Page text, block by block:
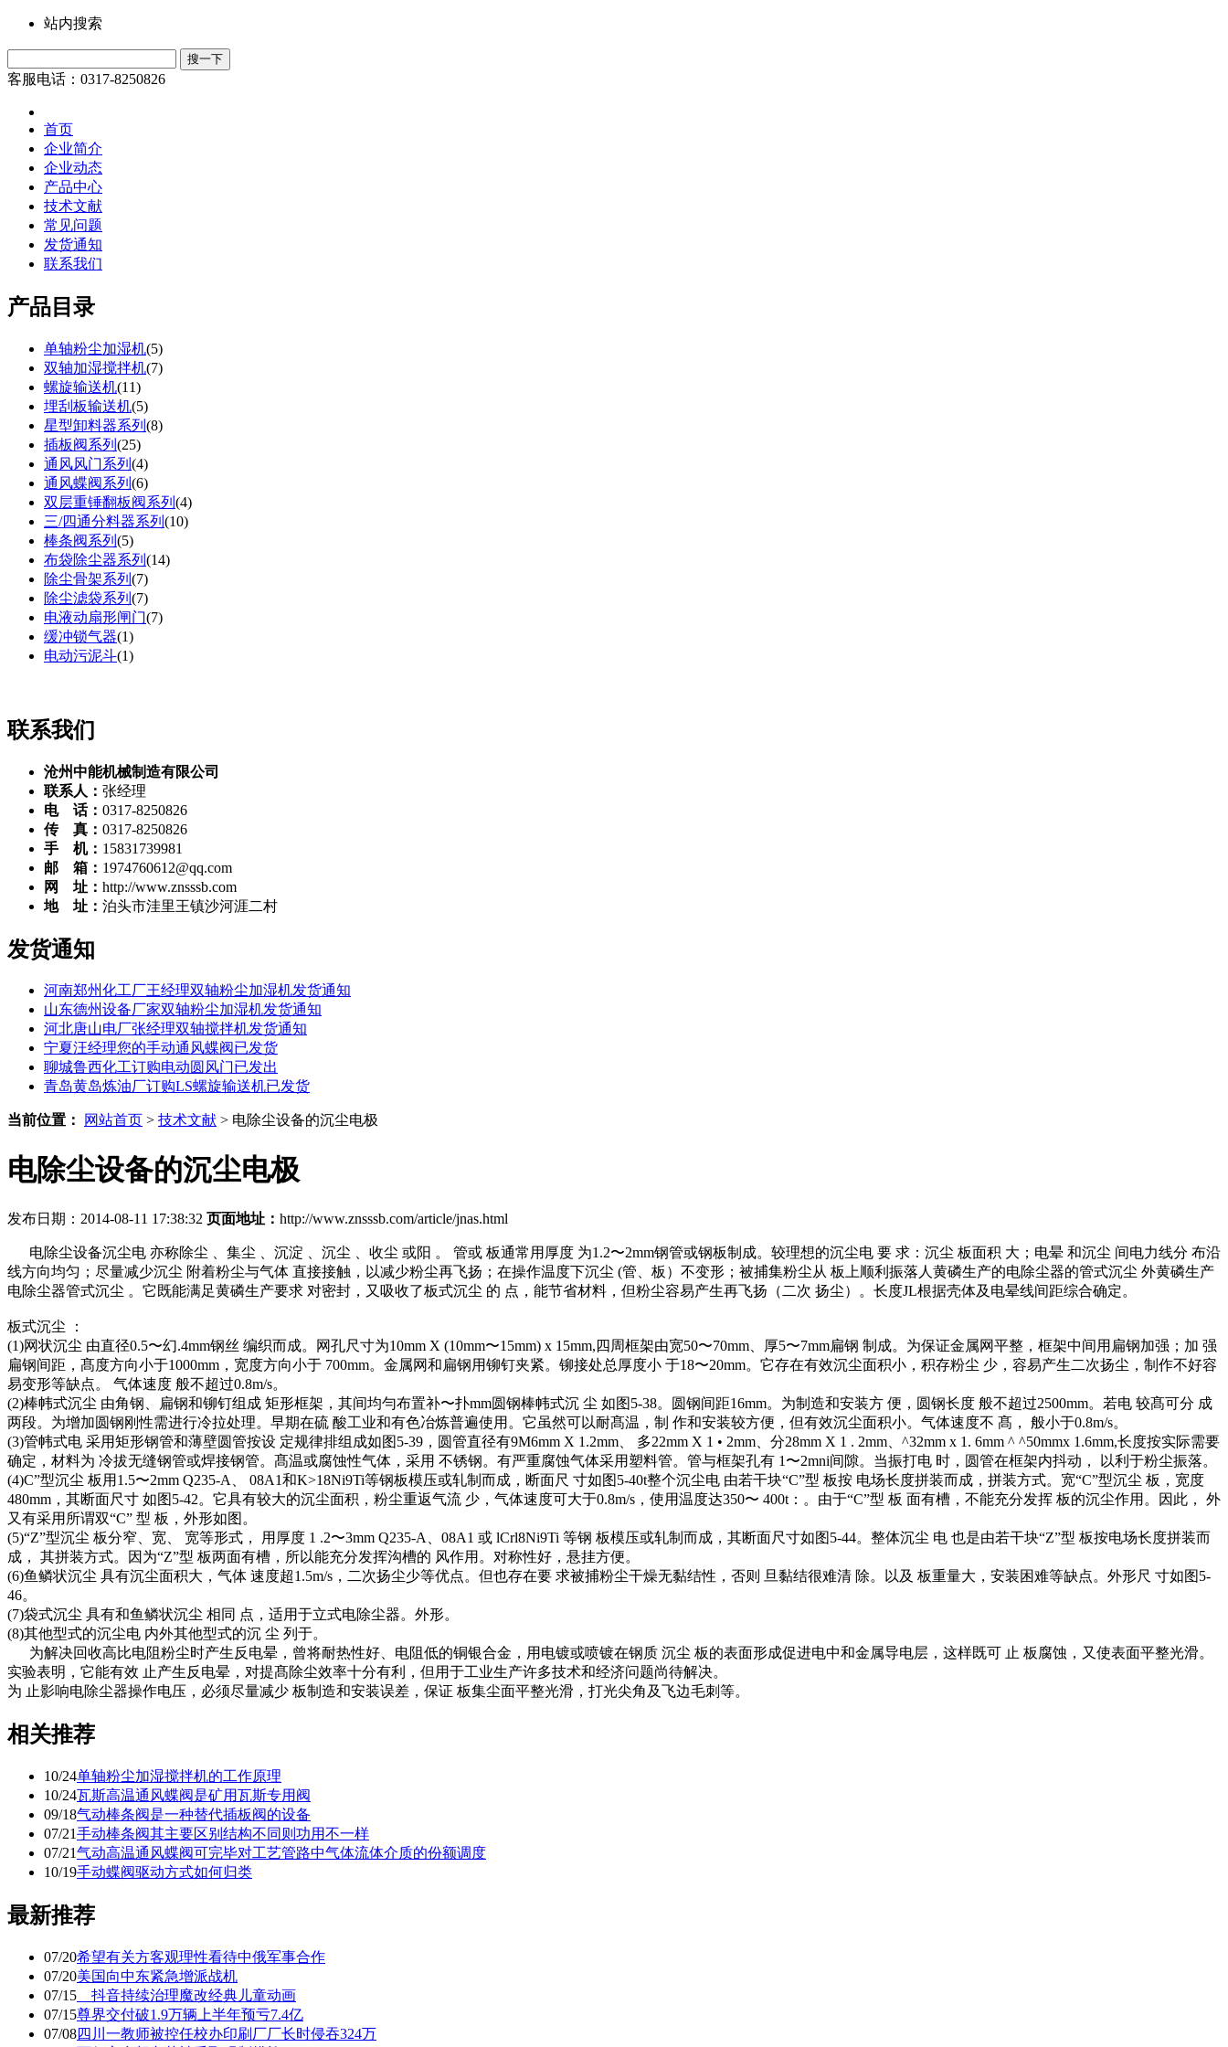
站内搜索
客服电话：0317-8250826
首页
企业简介
企业动态
产品中心
技术文献
常见问题
发货通知
联系我们
产品目录
单轴粉尘加湿机(5)
双轴加湿搅拌机(7)
螺旋输送机(11)
埋刮板输送机(5)
星型卸料器系列 (8)
插板阀系列 (25)
通风风门系列 (4)
通风蝶阀系列 (6)
双层重锤翻板阀系列 (4)
三/四通分料器系列 (10)
棒条阀系列 (5)
布袋除尘器系列 (14)
除尘骨架系列 (7)
除尘滤袋系列 (7)
电液动扇形闸门(7)
缓冲锁气器(1)
电动污泥斗(1)
联系我们
沧州中能机械制造有限公司
联系人： 张经理
电 话： 0317-8250826
传 真： 0317-8250826
手 机： 15831739981
邮 箱： 1974760612@qq.com
网 址： http://www.znsssb.com
地 址： 泊头市洼里王镇沙河涯二村
发货通知
河南郑州化工厂王经理双轴粉尘加湿机发货通知
山东德州设备厂家双轴粉尘加湿机发货通知
河北唐山电厂张经理双轴搅拌机发货通知
宁夏汪经理您的手动通风蝶阀已发货
聊城鲁西化工订购电动圆风门已发出
青岛黄岛炼油厂订购LS螺旋输送机已发货
当前位置： 网站首页 > 技术文献 > 电除尘设备的沉尘电极
电除尘设备的沉尘电极
发布日期：2014-08-11 17:38:32 页面地址： http://www.znsssb.com/article/jnas.html
电除尘设备沉尘电 亦称除尘 、集尘 、沉淀 、沉尘 、收尘 或阳 。 管或 板通常用厚度 为1.2〜2mm钢管或钢板制成。较理想的沉尘电 要 求：沉尘 板面积 大；电晕 和沉尘 间电力线分 布沿
线方向均匀；尽量减少沉尘 附着粉尘与气体 直接接触，以减少粉尘再飞扬；在操作温度下沉尘 (管、板）不变形；被捕集粉尘从 板上顺利振落人黄磷生产的电除尘器的管式沉尘 外黄磷生产
电除尘器管式沉尘 。它既能满足黄磷生产要求 对密封，又吸收了板式沉尘 的 点，能节省材料，但粉尘容易产生再飞扬（二次 扬尘）。长度JL根据壳体及电晕线间距综合确定。
板式沉尘 ：
(1)网状沉尘 由直径0.5〜幻.4mm钢丝 编织而成。网孔尺寸为10mm X (10mm〜15mm) x 15mm,四周框架由宽50〜70mm、厚5〜7mm扁钢 制成。为保证金属网平整，框架中间用扁钢加强；加 强
扁钢间距，髙度方向小于1000mm，宽度方向小于 700mm。金属网和扁钢用铆钉夹紧。铆接处总厚度小 于18〜20mm。它存在有效沉尘面积小，积存粉尘 少，容易产生二次扬尘，制作不好容
易变形等缺点。 气体速度 般不超过0.8m/s。
(2)棒帏式沉尘 由角钢、扁钢和铆钉组成 矩形框架，其间均勻布置补〜扑mm圆钢棒帏式沉 尘 如图5-38。圆钢间距16mm。为制造和安装方 便，圆钢长度 般不超过2500mm。若电 较髙可分 成
两段。为增加圆钢刚性需进行冷拉处理。早期在硫 酸工业和有色冶炼普遍使用。它虽然可以耐髙温，制 作和安装较方便，但有效沉尘面积小。气体速度不 髙， 般小于0.8m/s。
(3)管帏式电 采用矩形钢管和薄壁圆管按设 定规律排组成如图5-39，圆管直径有9M6mm X 1.2mm、 多22mm X 1 • 2mm、分28mm X 1 . 2mm、^32mm x 1. 6mm ^ ^50mmx 1.6mm,长度按实际需要
确定，材料为 冷拔无缝钢管或焊接钢管。髙温或腐蚀性气体，采用 不锈钢。有严重腐蚀气体采用塑料管。管与框架孔有 1〜2mni间隙。当振打电 时，圆管在框架内抖动， 以利于粉尘振落。
(4)C”型沉尘 板用1.5〜2mm Q235-A、 08A1和K>18Ni9Ti等钢板模压或轧制而成，断面尺 寸如图5-40t整个沉尘电 由若干块“C”型 板按 电场长度拼装而成，拼装方式。宽“C”型沉尘 板，宽度
480mm，其断面尺寸 如图5-42。它具有较大的沉尘面积，粉尘重返气流 少，气体速度可大于0.8m/s，使用温度达350〜 400t：。由于“C”型 板 面有槽，不能充分发挥 板的沉尘作用。因此， 外
又有采用所谓双“C” 型 板，外形如图。
(5)“Z”型沉尘 板分窄、宽、 宽等形式， 用厚度 1 .2〜3mm Q235-A、08A1 或 lCrl8Ni9Ti 等钢 板模压或轧制而成，其断面尺寸如图5-44。整体沉尘 电 也是由若干块“Z”型 板按电场长度拼装而
成， 其拼装方式。因为“Z”型 板两面有槽，所以能充分发挥沟槽的 风作用。对称性好，悬挂方便。
(6)鱼鳞状沉尘 具有沉尘面积大，气体 速度超1.5m/s，二次扬尘少等优点。但也存在要 求被捕粉尘干燥无黏结性，否则 旦黏结很难清 除。以及 板重量大，安装困难等缺点。外形尺 寸如图5-
46。
(7)袋式沉尘 具有和鱼鳞状沉尘 相同 点，适用于立式电除尘器。外形。
(8)其他型式的沉尘电 内外其他型式的沉 尘 列于。
为解决回收高比电阻粉尘时产生反电晕，曾将耐热性好、电阻低的铜银合金，用电镀或喷镀在钢质 沉尘 板的表面形成促进电中和金属导电层，这样既可 止 板腐蚀，又使表面平整光滑。
实验表明，它能有效 止产生反电晕，对提髙除尘效率十分有利，但用于工业生产许多技术和经济问题尚待解决。
为 止影响电除尘器操作电压，必须尽量减少 板制造和安装误差，保证 板集尘面平整光滑，打光尖角及飞边毛刺等。
相关推荐
10/24单轴粉尘加湿搅拌机的工作原理
10/24瓦斯高温通风蝶阀是矿用瓦斯专用阀
09/18气动棒条阀是一种替代插板阀的设备
07/21手动棒条阀其主要区别结构不同则功用不一样
07/21气动高温通风蝶阀可完毕对工艺管路中气体流体介质的份额调度
10/19手动蝶阀驱动方式如何归类
最新推荐
07/20希望有关方客观理性看待中俄军事合作
07/20美国向中东紧急增派战机
07/15 抖音持续治理魔改经典儿童动画
07/15尊界交付破1.9万辆上半年预亏7.4亿
07/08四川一教师被控任校办印刷厂厂长时侵吞324万